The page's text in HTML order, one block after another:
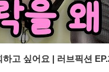
고 싶어요 | 러브픽션